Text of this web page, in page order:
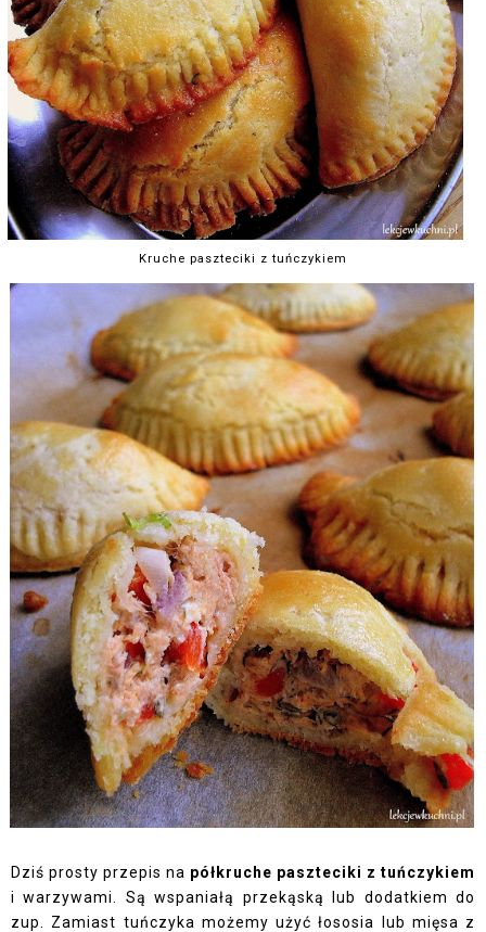
Kruche paszteciki z tuńczykiem
Dziś prosty przepis na półkruche paszteciki z tuńczykiem
i warzywami. Są wspaniałą przekąską lub dodatkiem do
zup. Zamiast tuńczyka możemy użyć łososia lub mięsa z